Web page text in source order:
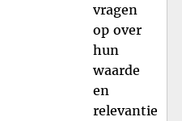
vragen
op over
hun
waarde
en
relevantie